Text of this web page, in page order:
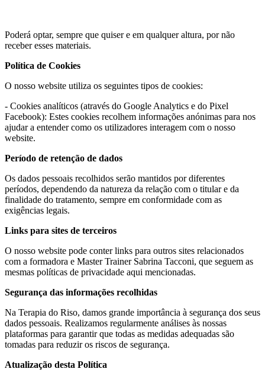
Poderá optar, sempre que quiser e em qualquer altura, por não
receber esses materiais.
Política de Cookies
O nosso website utiliza os seguintes tipos de cookies:
- Cookies analíticos (através do Google Analytics e do Pixel
Facebook): Estes cookies recolhem informações anónimas para nos
ajudar a entender como os utilizadores interagem com o nosso
website.
Período de retenção de dados
Os dados pessoais recolhidos serão mantidos por diferentes
períodos, dependendo da natureza da relação com o titular e da
finalidade do tratamento, sempre em conformidade com as
exigências legais.
Links para sites de terceiros
O nosso website pode conter links para outros sites relacionados
com a formadora e Master Trainer Sabrina Tacconi, que seguem as
mesmas políticas de privacidade aqui mencionadas.
Segurança das informações recolhidas
Na Terapia do Riso, damos grande importância à segurança dos seus
dados pessoais. Realizamos regularmente análises às nossas
plataformas para garantir que todas as medidas adequadas são
tomadas para reduzir os riscos de segurança.
Atualização desta Política